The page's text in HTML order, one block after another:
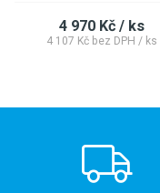
4 970 Kč / ks
4 107 Kč bez DPH / ks